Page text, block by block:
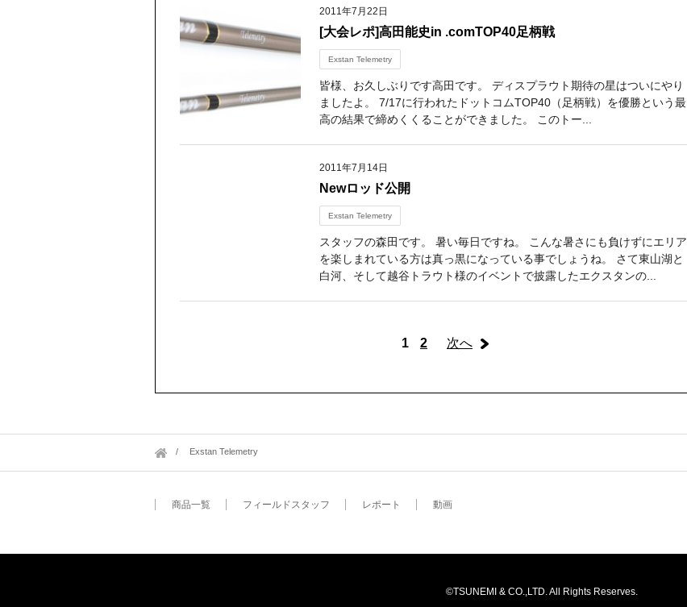
2011年7月22日
[大会レポ]高田能史in .comTOP40足柄戦
Exstan Telemetry
皆様、お久しぶりです高田です。 ディスプラウト期待の星はついにやり
ましたよ。 7/17に行われたドットコムTOP40（足柄戦）を優勝という最
高の結果で締めくくることができました。 このトー...
2011年7月14日
Newロッド公開
Exstan Telemetry
スタッフの森田です。 暑い毎日ですね。 こんな暑さにも負けずにエリア
を楽しまれている方は真っ黒になっている事でしょうね。 さて東山湖と
白河、そして越谷トラウト様のイベントで披露したエクスタンの...
1 2 次へ
Exstan Telemetry
商品一覧 フィールドスタッフ レポート 動画
©TSUNEMI & CO.,LTD. All Rights Reserves.